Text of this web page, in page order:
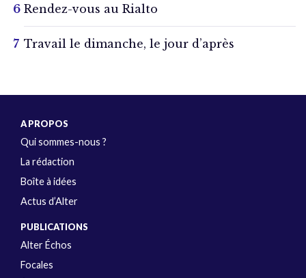
Rendez-vous au Rialto
Travail le dimanche, le jour d’après
A PROPOS
Qui sommes-nous ?
La rédaction
Boîte à idées
Actus d’Alter
PUBLICATIONS
Alter Échos
Focales